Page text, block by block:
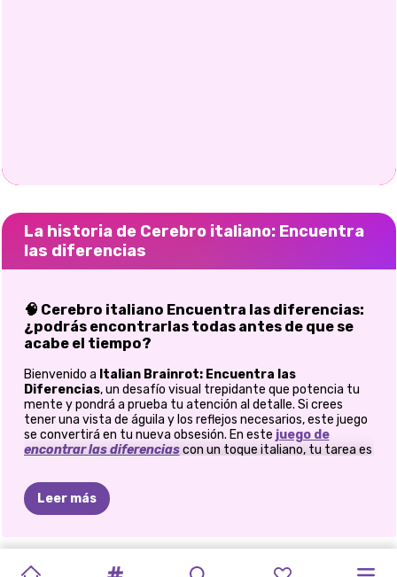
La historia de Cerebro italiano: Encuentra
las diferencias
🧠 Cerebro italiano Encuentra las diferencias:
¿podrás encontrarlas todas antes de que se
acabe el tiempo?
Bienvenido a Italian Brainrot: Encuentra las
Diferencias, un desafío visual trepidante que potencia tu
mente y pondrá a prueba tu atención al detalle. Si crees
tener una vista de águila y los reflejos necesarios, este juego
se convertirá en tu nueva obsesión. En este juego de
encontrar las diferenciascon un toque italiano, tu tarea es
detectarincluso las más sutiles diferencias antes de que se
acabe el tiempo. ¿Suena fácil? ¡Piénsalo de nuevo! Con 20
niveles por superar y solo un minuto de tiempo, tu percepción
Leer más
MAHJONG
REINA ROMPECABEZAS